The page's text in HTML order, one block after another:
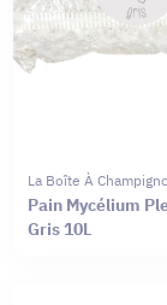
La Boîte À
Pain Mycélium
Gris 10L